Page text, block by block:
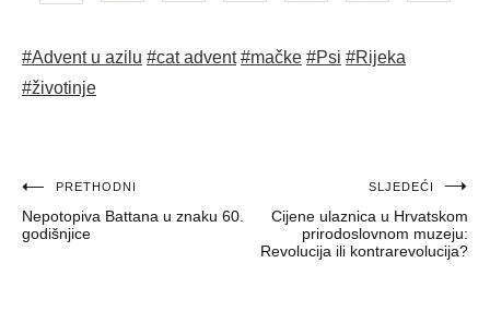
#Advent u azilu #cat advent #mačke #Psi #Rijeka
#životinje
Navigacija
objava
PRETHODNI
Nepotopiva Battana u znaku 60.
godišnjice
SLJEDEĆI
Cijene ulaznica u Hrvatskom
prirodoslovnom muzeju:
Revolucija ili kontrarevolucija?